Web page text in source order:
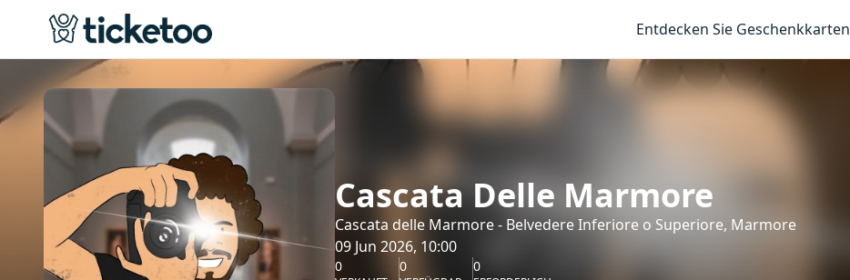
Entdecken Sie Geschenkkarten
Cascata Delle Marmore
Cascata delle Marmore - Belvedere Inferiore o Superiore, Marmore
09 Jun 2026, 10:00
0 0 0